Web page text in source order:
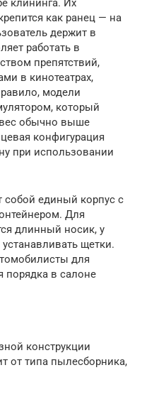
клининга. Их
как ранец — на
держит в
работать в
препятствий,
в кинотеатрах,
модели
который
обычно выше
конфигурация
при использовании
единый корпус с
Для
длинный носик, у
щетки.
для
порядка в салоне
конструкции
от типа пылесборника,